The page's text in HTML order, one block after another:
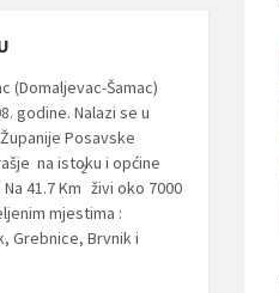
(Domaljevac-Šamac)
godine. Nalazi se u
Posavske
na istoku i općine
41.7 Km
2
živi oko 7000
mjestima :
Grebnice, Brvnik i